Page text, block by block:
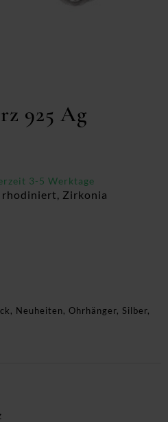
925 Ag
3-5 Werktage
rhodiniert, Zirkonia
, Neuheiten, Ohrhänger, Silber,